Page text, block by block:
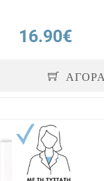
16.90€
ΑΓΟΡΑ